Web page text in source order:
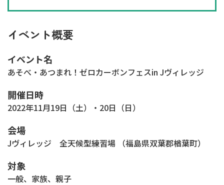
イベント概要
イベント名
あそべ・あつまれ！ゼロカーボンフェスin Jヴィレッジ
開催日時
2022年11月19日（土）・20日（日）
会場
Jヴィレッジ 全天候型練習場 （福島県双葉郡楢葉町）
対象
一般、家族、親子